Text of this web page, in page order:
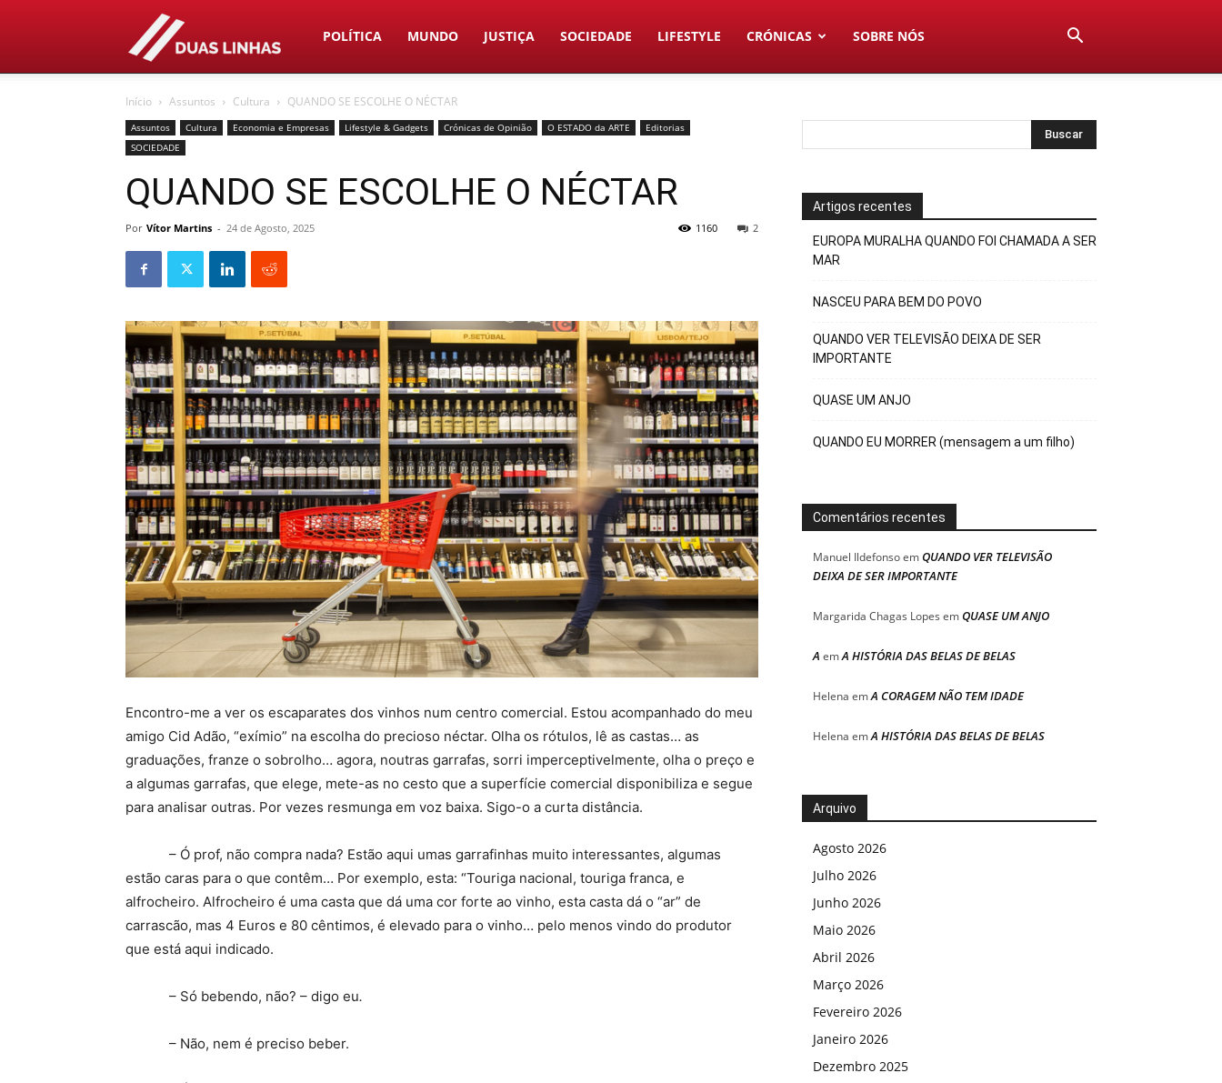
Duas
Linhas
POLÍTICA MUNDO JUSTIÇA SOCIEDADE LIFESTYLE CRÓNICAS SOBRE NÓS
Início Assuntos Cultura QUANDO SE ESCOLHE O NÉCTAR
Assuntos Cultura Economia e Empresas Lifestyle & Gadgets Crónicas de Opinião O ESTADO da ARTE
Editorias
SOCIEDADE
QUANDO SE ESCOLHE O NÉCTAR
Por Vítor Martins - 24 de Agosto, 2025 2
1160
Encontro-me a ver os escaparates dos vinhos num centro comercial. Estou acompanhado do meu
amigo Cid Adão, “exímio” na escolha do precioso néctar. Olha os rótulos, lê as castas… as
graduações, franze o sobrolho… agora, noutras garrafas, sorri imperceptivelmente, olha o preço e
a algumas garrafas, que elege, mete-as no cesto que a superfície comercial disponibiliza e segue
para analisar outras. Por vezes resmunga em voz baixa. Sigo-o a curta distância.
– Ó prof, não compra nada? Estão aqui umas garrafinhas muito interessantes, algumas
estão caras para o que contêm… Por exemplo, esta: “Touriga nacional, touriga franca, e
alfrocheiro. Alfrocheiro é uma casta que dá uma cor forte ao vinho, esta casta dá o “ar” de
carrascão, mas 4 Euros e 80 cêntimos, é elevado para o vinho… pelo menos vindo do produtor
que está aqui indicado.
– Só bebendo, não? – digo eu.
– Não, nem é preciso beber.
Artigos recentes
EUROPA MURALHA QUANDO FOI CHAMADA A SER
MAR
NASCEU PARA BEM DO POVO
QUANDO VER TELEVISÃO DEIXA DE SER
IMPORTANTE
QUASE UM ANJO
QUANDO EU MORRER (mensagem a um filho)
Comentários recentes
Manuel IldefonsoemQUANDO VER TELEVISÃO
DEIXA DE SER IMPORTANTE
Margarida Chagas Lopes emQUASE UM ANJO
A emA HISTÓRIA DAS BELAS DE BELAS
Helena emA CORAGEM NÃO TEM IDADE
Helena emA HISTÓRIA DAS BELAS DE BELAS
Arquivo
Agosto 2026
Julho 2026
Junho 2026
Maio 2026
Abril 2026
Março 2026
Fevereiro 2026
Janeiro 2026
Dezembro 2025